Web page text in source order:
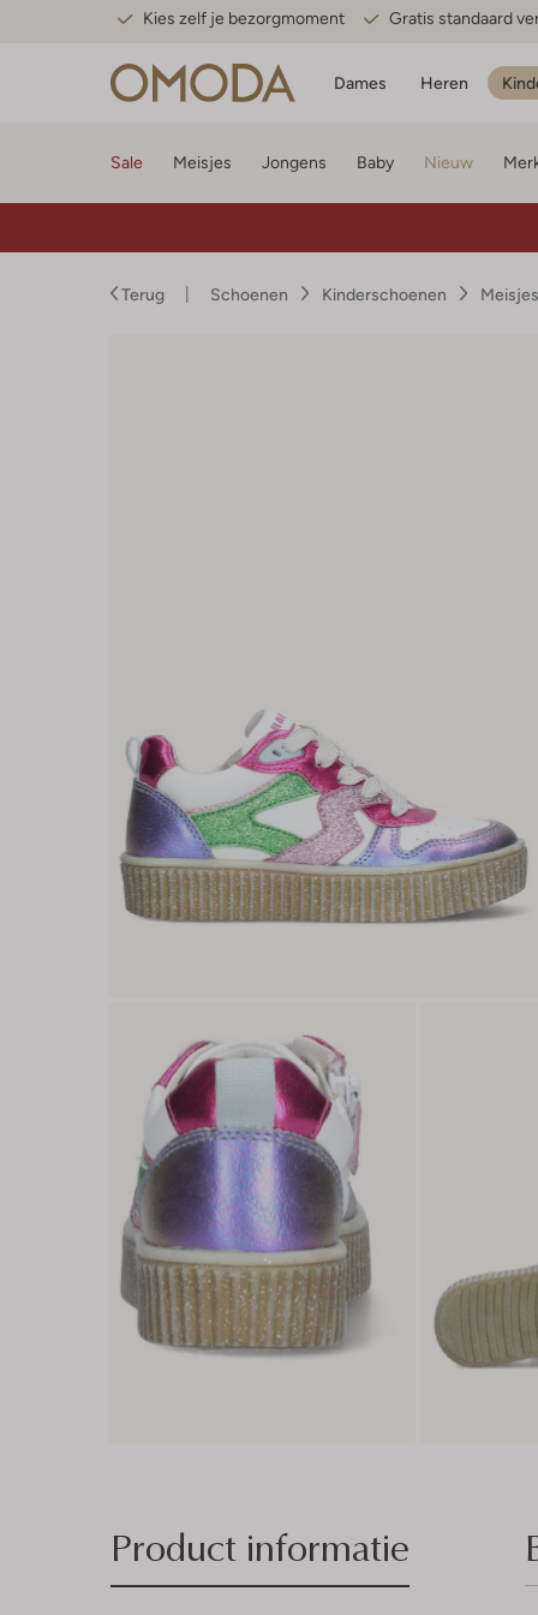
Kies zelf je bezorgmoment Gratis standaard
Dames Heren
Sale Meisjes Jongens Baby Nieuw
Terug Schoenen Kinderschoenen Meisjes
Product informatie